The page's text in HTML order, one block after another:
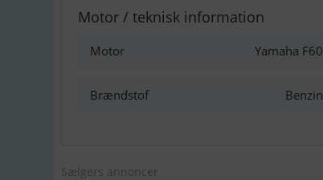
Motor / teknisk information
Motor Yamaha F60
Brændstof Benzin
Sælgers annoncer